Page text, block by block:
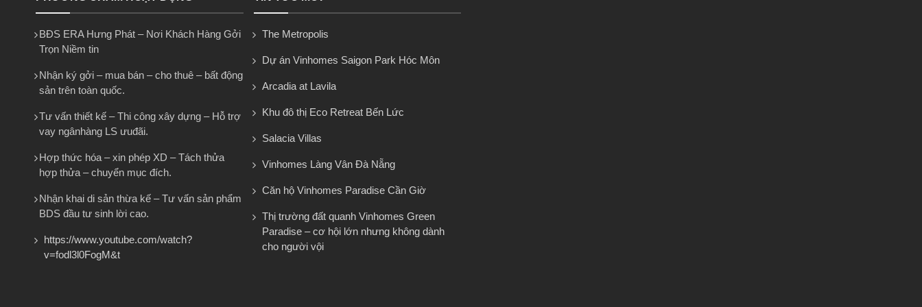
BĐS ERA Hưng Phát – Nơi Khách Hàng Gởi
Trọn Niềm tin
Nhận ký gởi – mua bán – cho thuê – bất động
sản trên toàn quốc.
Tư vấn thiết kế – Thi công xây dựng – Hỗ trợ
vay ngânhàng LS ưuđãi.
Hợp thức hóa – xin phép XD – Tách thửa
hợp thửa – chuyển mục đích.
Nhận khai di sản thừa kế – Tư vấn sản phẩm
BDS đầu tư sinh lời cao.
https://www.youtube.com/watch?
v=fodl3l0FogM&t
The Metropolis
Dự án Vinhomes Saigon Park Hóc Môn
Arcadia at Lavila
Khu đô thị Eco Retreat Bến Lức
Salacia Villas
Vinhomes Làng Vân Đà Nẵng
Căn hộ Vinhomes Paradise Cần Giờ
Thị trường đất quanh Vinhomes Green
Paradise – cơ hội lớn nhưng không dành
cho người vội